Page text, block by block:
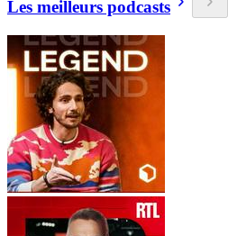
Les meilleurs podcasts